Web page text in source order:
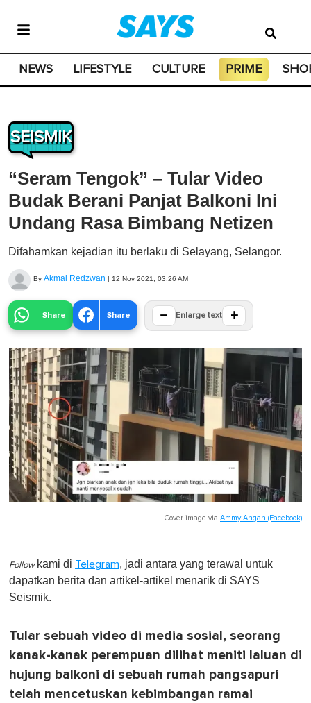
NEWS LIFESTYLE CULTURE PRIME
SEISMIK
“Seram Tengok” – Tular Video
Budak Berani Panjat Balkoni Ini
Undang Rasa Bimbang Netizen
Difahamkan kejadian itu berlaku di Selayang, Selangor.
By Akmal Redzwan | 12 Nov 2021, 03:26 AM
Share Share − Enlarge text +
Cover image via Ammy Angah (Facebook)
Follow kami di Telegram, jadi antara yang terawal untuk
dapatkan berita dan artikel-artikel menarik di SAYS
Seismik.
Tular sebuah video di media sosial, seorang
kanak-kanak perempuan dilihat meniti laluan di
hujung balkoni di sebuah rumah pangsapuri
telah mencetuskan kebimbangan ramai